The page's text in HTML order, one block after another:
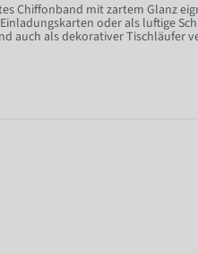
Chiffonband mit zartem Glanz
oder als luftige
auch als dekorativer Tischläufer